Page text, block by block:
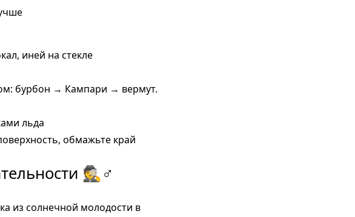
иней на стекле
бурбон → Кампари → вермут.
льда
обмажьте край
🕵️♂️
из солнечной молодости в